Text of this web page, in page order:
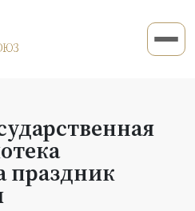
праздник